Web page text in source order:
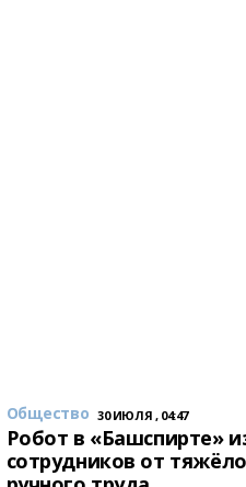
Общество 30 ИЮЛЯ , 04:47
Робот в «Башспирте»
сотрудников от